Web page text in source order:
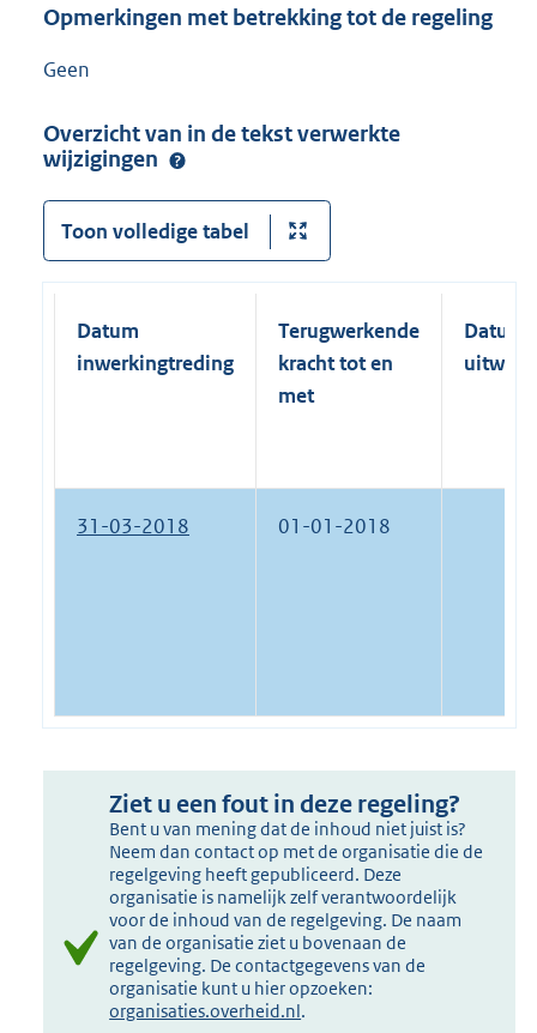
Opmerkingen met betrekking tot de regeling
Geen
Overzicht van in de tekst verwerkte
wijzigingen
Toon volledige tabel
Datum
inwerkingtreding
Terugwerkende
kracht tot en
met
Datum
31-03-2018 01-01-2018
Ziet u een fout in deze regeling?
Bent u van mening dat de inhoud niet juist is?
Neem dan contact op met de organisatie die de
regelgeving heeft gepubliceerd. Deze
organisatie is namelijk zelf verantwoordelijk
voor de inhoud van de regelgeving. De naam
van de organisatie ziet u bovenaan de
regelgeving. De contactgegevens van de
organisatie kunt u hier opzoeken:
organisaties.overheid.nl.